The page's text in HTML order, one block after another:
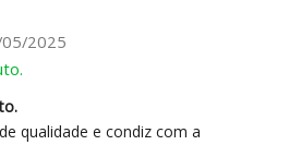
2025
qualidade e condiz com a